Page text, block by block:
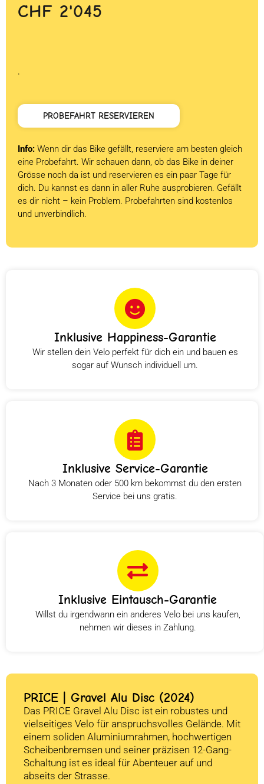
CHF 2'045
.
PROBEFAHRT RESERVIEREN
Info: Wenn dir das Bike gefällt, reserviere am besten gleich
eine Probefahrt. Wir schauen dann, ob das Bike in deiner
Grösse noch da ist und reservieren es ein paar Tage für
dich. Du kannst es dann in aller Ruhe ausprobieren. Gefällt
es dir nicht – kein Problem. Probefahrten sind kostenlos
und unverbindlich.
Inklusive Happiness-Garantie
Wir stellen dein Velo perfekt für dich ein und bauen es
sogar auf Wunsch individuell um.
Inklusive Service-Garantie
Nach 3 Monaten oder 500 km bekommst du den ersten
Service bei uns gratis.
Inklusive Eintausch-Garantie
Willst du irgendwann ein anderes Velo bei uns kaufen,
nehmen wir dieses in Zahlung.
PRICE | Gravel Alu Disc (2024)
Das PRICE Gravel Alu Disc ist ein robustes und
vielseitiges Velo für anspruchsvolles Gelände. Mit
einem soliden Aluminiumrahmen, hochwertigen
Scheibenbremsen und seiner präzisen 12-Gang-
Schaltung ist es ideal für Abenteuer auf und
abseits der Strasse.